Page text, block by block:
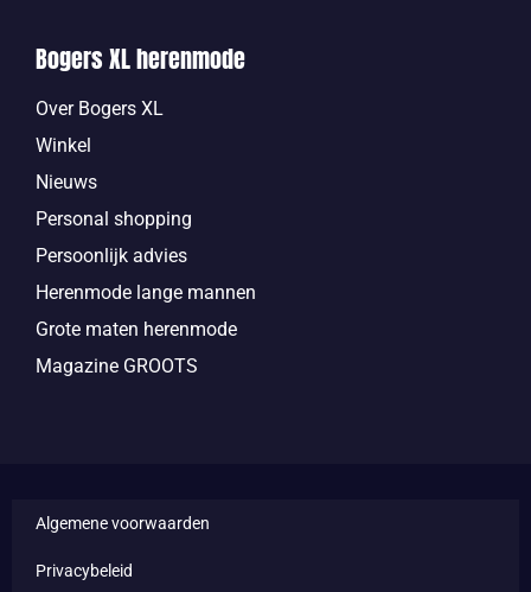
Bogers XL herenmode
Over Bogers XL
Winkel
Nieuws
Personal shopping
Persoonlijk advies
Herenmode lange mannen
Grote maten herenmode
Magazine GROOTS
Algemene voorwaarden
Privacybeleid